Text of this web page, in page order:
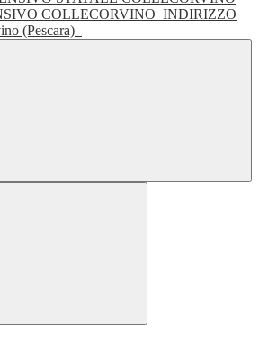
COLLECORVINO INDIRIZZO
(Pescara)